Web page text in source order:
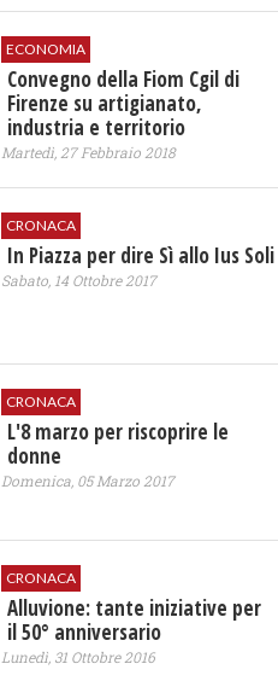
ECONOMIA
Convegno della Fiom Cgil di
Firenze su artigianato,
industria e territorio
Martedì, 27 Febbraio 2018
CRONACA
In Piazza per dire Sì allo Ius Soli
Sabato, 14 Ottobre 2017
CRONACA
L'8 marzo per riscoprire le
donne
Domenica, 05 Marzo 2017
CRONACA
Alluvione: tante iniziative per
il 50° anniversario
Lunedì, 31 Ottobre 2016